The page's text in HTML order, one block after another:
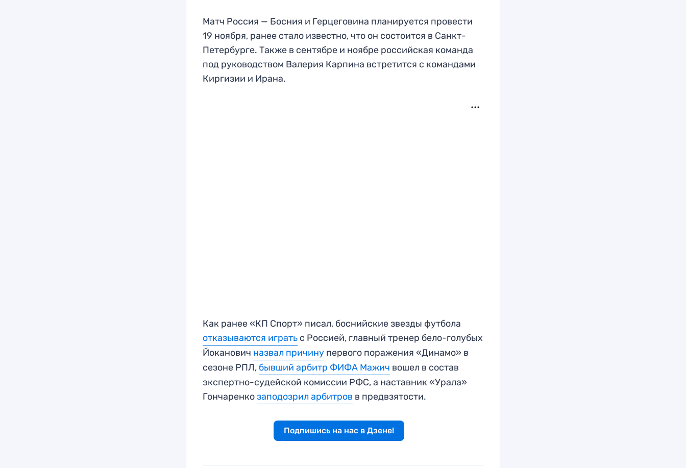
Матч Россия — Босния и Герцеговина планируется провести
19 ноября, ранее стало известно, что он состоится в Санкт-
Петербурге. Также в сентябре и ноябре российская команда
под руководством Валерия Карпина встретится с командами
Киргизии и Ирана.
Как ранее «КП Спорт» писал, боснийские звезды футбола
отказываются играть с Россией, главный тренер бело-голубых
Йоканович назвал причину первого поражения «Динамо» в
сезоне РПЛ, бывший арбитр ФИФА Мажич вошел в состав
экспертно-судейской комиссии РФС, а наставник «Урала»
Гончаренкозаподозрил арбитров в предвзятости.
Подпишись на нас в Дзене!